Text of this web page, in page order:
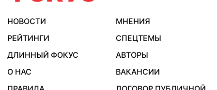
НОВОСТИ
МНЕНИЯ
РЕЙТИНГИ
СПЕЦТЕМЫ
ДЛИННЫЙ ФОКУС
АВТОРЫ
О НАС
ВАКАНСИИ